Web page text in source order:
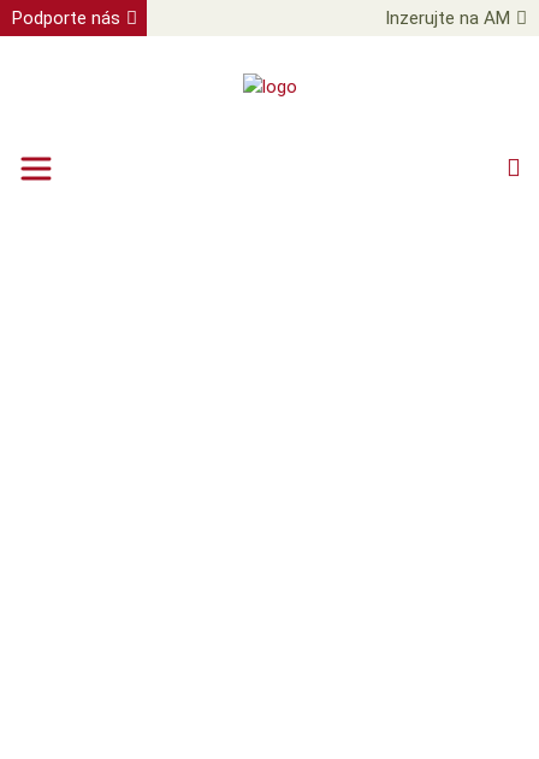
Podporte nás Inzerujte na AM